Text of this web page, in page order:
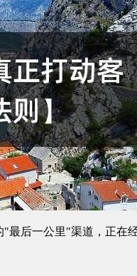
后一公里"渠道，正